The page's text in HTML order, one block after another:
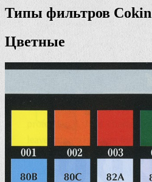
Типы фильтров Cokin
Цветные